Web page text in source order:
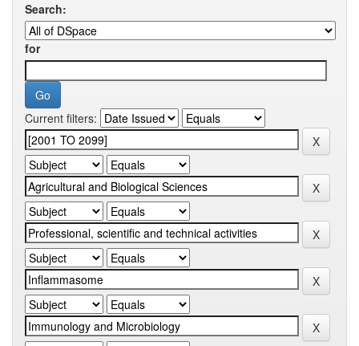
Search:
for
Current filters: